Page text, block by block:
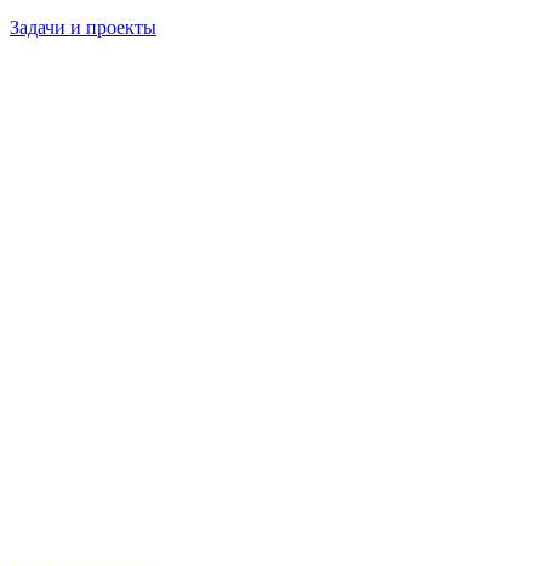
Задачи и проекты